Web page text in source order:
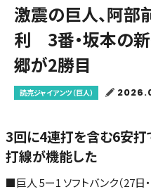
激震の巨人、阿
利 3番・坂本の
郷が2勝目
読売ジャイアンツ（巨人）
3回に4連打を含む6安打
打線が機能した
■巨人 5ー1 ソフトバンク（27日